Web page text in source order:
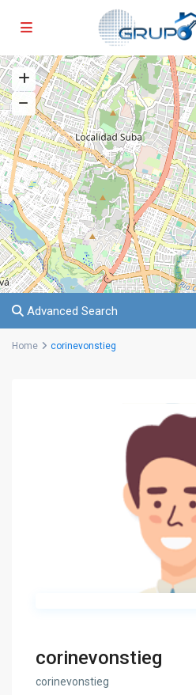
Advanced Search
Home corinevonstieg
corinevonstieg
corinevonstieg